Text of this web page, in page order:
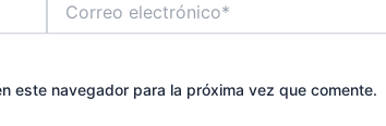
electrónico*
este navegador para la próxima vez que comente.